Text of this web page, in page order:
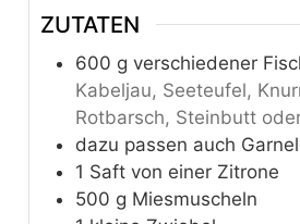
ZUTATEN
600 g verschiedener
Kabeljau, Seeteufel,
Rotbarsch, Steinbutt
dazu passen auch
1 Saft von einer Zitrone
500 g Miesmuscheln